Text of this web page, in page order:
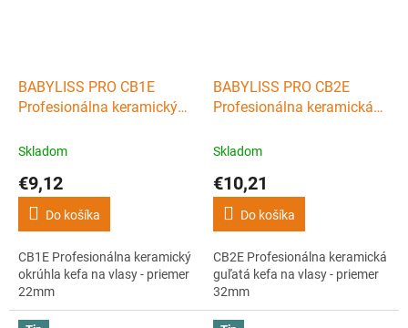
BABYLISS PRO CB1E
Profesionálna keramický
priemer 22mm
Skladom
€9,12
Do košíka
CB1E Profesionálna keramický
okrúhla kefa na vlasy - priemer
22mm
BABYLISS PRO CB2E
Profesionálna keramická
priemer 32mm
Skladom
€10,21
Do košíka
CB2E Profesionálna keramická
guľatá kefa na vlasy - priemer
32mm